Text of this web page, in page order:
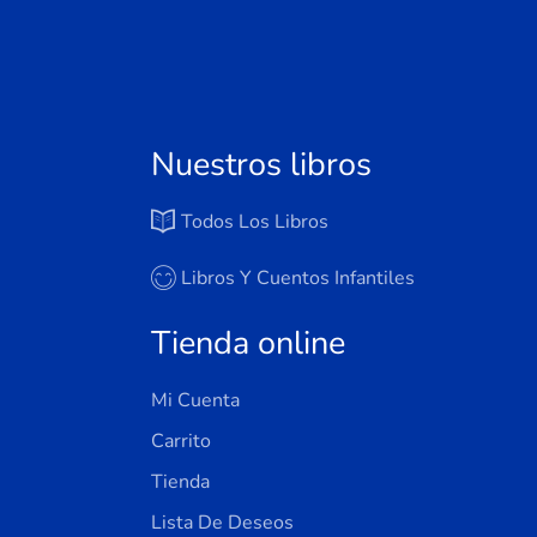
Nuestros libros
Todos Los Libros
Libros Y Cuentos Infantiles
Tienda online
Mi Cuenta
Carrito
Tienda
Lista De Deseos